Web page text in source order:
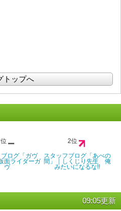
トップへ
ログ「ガヴ
面ライダーガ
ヴ
2位
スタッフブログ「あべの
間」｜しくじり先生 俺
みたいになるな!!
09:05更新